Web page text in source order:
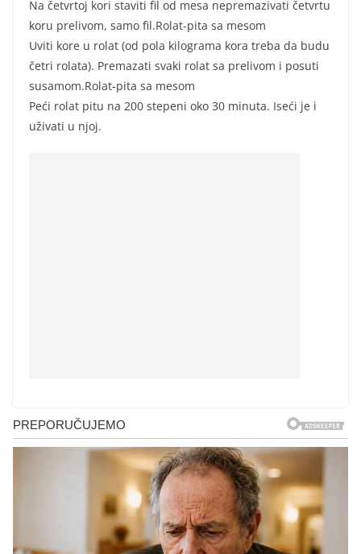
Na četvrtoj kori staviti fil od mesa nepremazivati četvrtu
koru prelivom, samo fil.Rolat-pita sa mesom
Uviti kore u rolat (od pola kilograma kora treba da budu
četri rolata). Premazati svaki rolat sa prelivom i posuti
susamom.Rolat-pita sa mesom
Peći rolat pitu na 200 stepeni oko 30 minuta. Iseći je i
uživati u njoj.